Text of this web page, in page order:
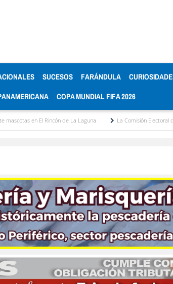
SUCESOS FARÁNDULA
COPA MUNDIAL FIFA 2026
de La Laguna La Comisión Electoral del Colegio de